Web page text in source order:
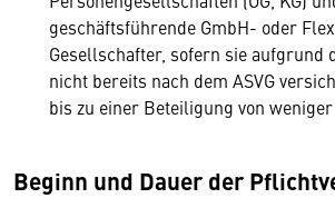
geschäftsführende GmbH- oder
Gesellschafter, sofern sie aufgrund
nicht bereits nach dem ASVG
bis zu einer Beteiligung von
Beginn und Dauer der